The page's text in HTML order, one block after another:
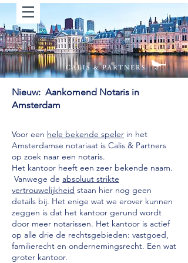
Nieuw: Aankomend Notaris in
Amsterdam
Voor een hele bekende speler in het
Amsterdamse notariaat is Calis & Partners
op zoek naar een notaris.
Het kantoor heeft een zeer bekende naam.
Vanwege de absoluut strikte
vertrouwelijkheid staan hier nog geen
details bij. Het enige wat we erover kunnen
zeggen is dat het kantoor gerund wordt
door meer notarissen. Het kantoor is actief
op alle drie de rechtsgebieden: vastgoed,
familierecht en ondernemingsrecht. Een wat
groter kantoor.